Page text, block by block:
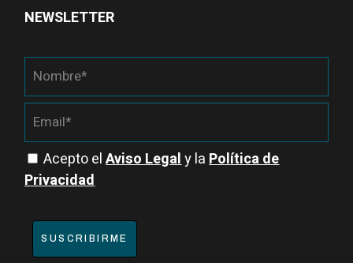
NEWSLETTER
Acepto elAviso Legaly laPolítica de
Privacidad
SUSCRIBIRME